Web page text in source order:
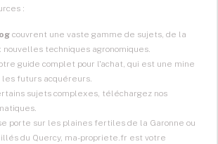
:
couvrent une vaste gamme de sujets, de la
techniques agronomiques.
guide complet pour l'achat, qui est une mine
les futurs acquéreurs.
sujets complexes, téléchargez nos
porte sur les plaines fertiles de la Garonne ou
du Quercy, ma-propriete.fr est votre